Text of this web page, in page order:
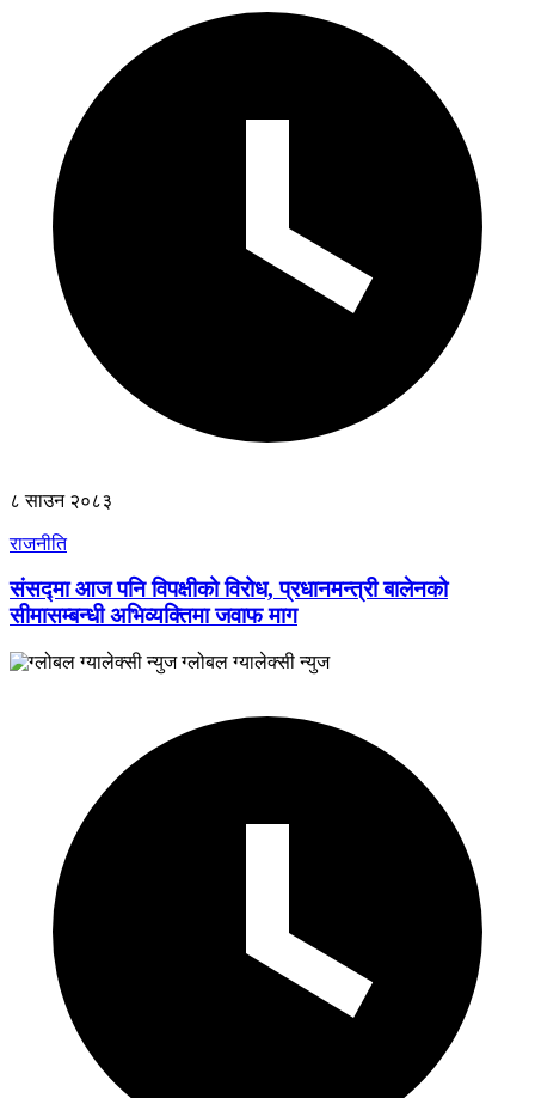
८ साउन २०८३
राजनीति
संसद्मा आज पनि विपक्षीको विरोध, प्रधानमन्त्री बालेनको
सीमासम्बन्धी अभिव्यक्तिमा जवाफ माग
ग्लोबल ग्यालेक्सी न्युज